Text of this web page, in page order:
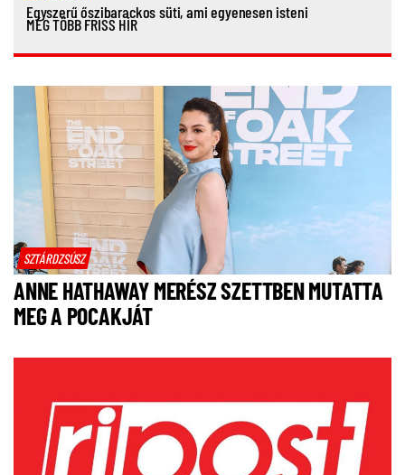
Egyszerű őszibarackos süti, ami egyenesen isteni
MÉG TÖBB FRISS HÍR
SZTÁRDZSÚSZ
ANNE HATHAWAY MERÉSZ SZETTBEN MUTATTA
MEG A POCAKJÁT